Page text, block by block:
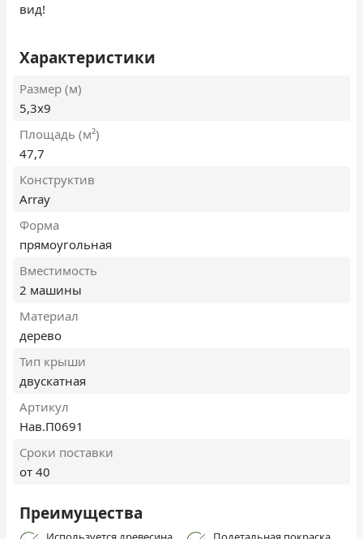
вид!
Характеристики
Размер (м)
5,3х9
Площадь (м²)
47,7
Конструктив
Array
Форма
прямоугольная
Вместимость
2 машины
Материал
дерево
Тип крыши
двускатная
Артикул
Нав.П0691
Сроки поставки
от 40
Преимущества